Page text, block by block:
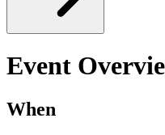
Event
When